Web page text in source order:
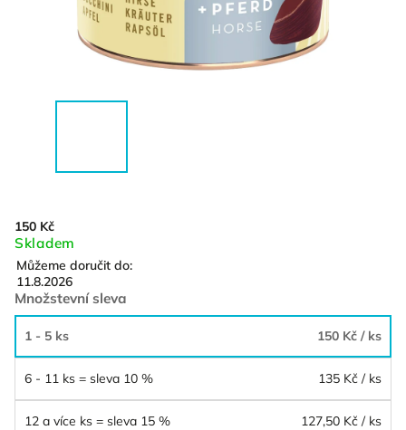
150 Kč
Skladem
Můžeme doručit do:
11.8.2026
Množstevní sleva
1 - 5 ks 150 Kč / ks
6 - 11 ks = sleva 10 % 135 Kč / ks
12 a více ks = sleva 15 % 127,50 Kč / ks